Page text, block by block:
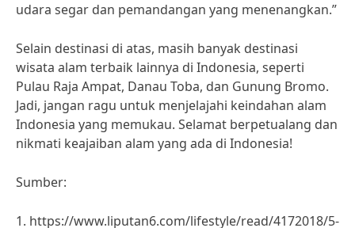
udara segar dan pemandangan yang menenangkan.”
Selain destinasi di atas, masih banyak destinasi
wisata alam terbaik lainnya di Indonesia, seperti
Pulau Raja Ampat, Danau Toba, dan Gunung Bromo.
Jadi, jangan ragu untuk menjelajahi keindahan alam
Indonesia yang memukau. Selamat berpetualang dan
nikmati keajaiban alam yang ada di Indonesia!
Sumber:
1. https://www.liputan6.com/lifestyle/read/4172018/5-